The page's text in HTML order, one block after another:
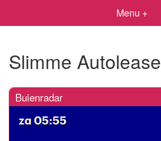
Menu +
Slimme Autolease
Buienradar